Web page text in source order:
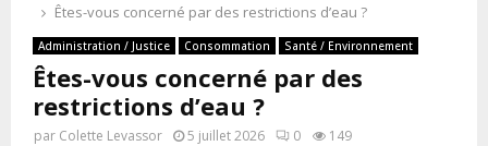
Êtes-vous concerné par des restrictions d’eau ?
Administration / Justice Consommation Santé / Environnement
Êtes-vous concerné par des
restrictions d’eau ?
par Colette Levassor 5 juillet 2026 0 149